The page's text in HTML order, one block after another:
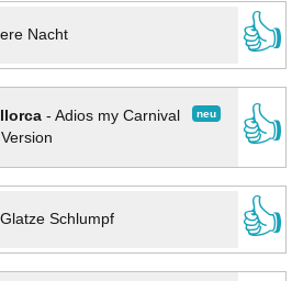
Nacht
👍
neu
- Adios my Carnival
👍
Glatze Schlumpf
👍